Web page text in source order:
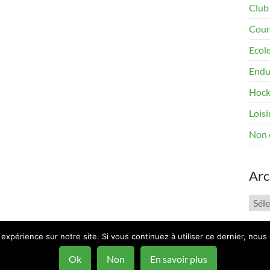
Club
Non
by ThemeGrill. Powered by: WordPress .
sur notre site. Si vous continuez à utiliser ce dernier,
Ok Non En savoir plus